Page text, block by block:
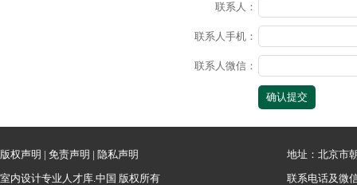
联系人：
联系人手机：
联系人微信：
版权声明 | 免责声明 | 隐私声明
室内设计专业人才库.中国 版权所有
地址：北京市
联系电话及微